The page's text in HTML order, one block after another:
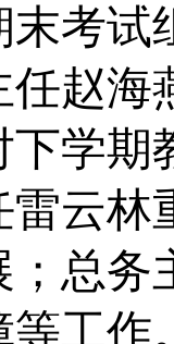
考试
任赵海
学期
雷云林
；总务
工作